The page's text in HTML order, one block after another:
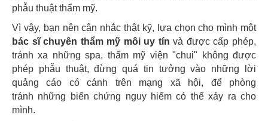
phẫu thuật thẩm mỹ.
Vì vậy, bạn nên cân nhắc thật kỹ, lựa chọn cho mình một
bác sĩ chuyên thẩm mỹ môi uy tín và được cấp phép,
tránh xa những spa, thẩm mỹ viện "chui" không được
phép phẫu thuật, đừng quá tin tưởng vào những lời
quảng cáo có cánh trên mạng xã hội, để phòng
tránh những biến chứng nguy hiểm có thể xảy ra cho
mình.